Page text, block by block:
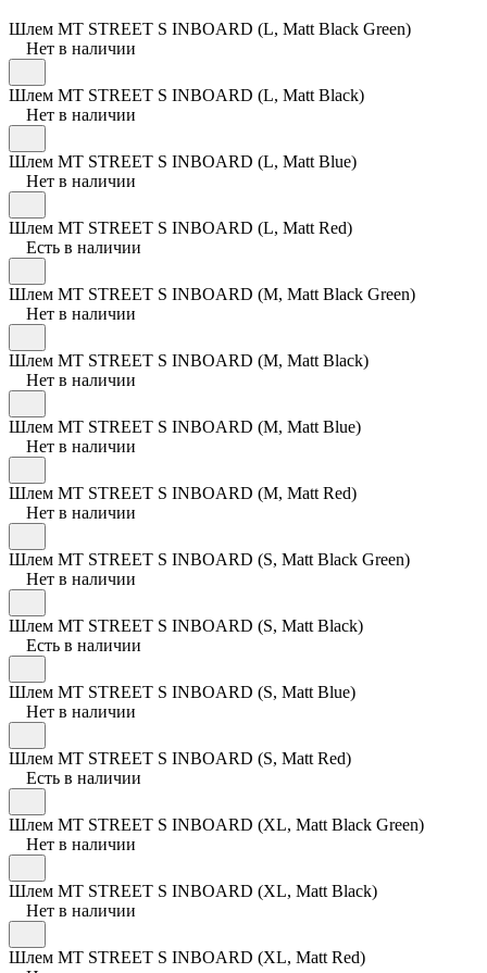
Шлем MT STREET S INBOARD (L, Matt Black Green)
Нет в наличии
Шлем MT STREET S INBOARD (L, Matt Black)
Нет в наличии
Шлем MT STREET S INBOARD (L, Matt Blue)
Нет в наличии
Шлем MT STREET S INBOARD (L, Matt Red)
Есть в наличии
Шлем MT STREET S INBOARD (M, Matt Black Green)
Нет в наличии
Шлем MT STREET S INBOARD (M, Matt Black)
Нет в наличии
Шлем MT STREET S INBOARD (M, Matt Blue)
Нет в наличии
Шлем MT STREET S INBOARD (M, Matt Red)
Нет в наличии
Шлем MT STREET S INBOARD (S, Matt Black Green)
Нет в наличии
Шлем MT STREET S INBOARD (S, Matt Black)
Есть в наличии
Шлем MT STREET S INBOARD (S, Matt Blue)
Нет в наличии
Шлем MT STREET S INBOARD (S, Matt Red)
Есть в наличии
Шлем MT STREET S INBOARD (XL, Matt Black Green)
Нет в наличии
Шлем MT STREET S INBOARD (XL, Matt Black)
Нет в наличии
Шлем MT STREET S INBOARD (XL, Matt Red)